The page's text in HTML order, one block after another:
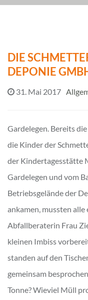
DIE
DEPONIE
31. Mai 2017
Gardelegen. Bereits
die Kinder der
der Kindertagesstätte
Gardelegen und vom
Betriebsgelände der
ankamen, mussten
Abfallberaterin Frau
kleinen Imbiss
standen auf den
gemeinsam
Tonne? Wieviel Müll